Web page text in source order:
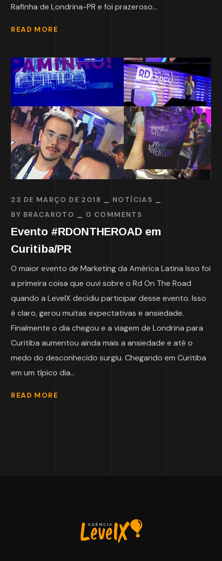
Rafinha de Londrina-PR e foi prazeroso...
READ MORE
23 DE MARÇO DE 2018
NOTÍCIAS
BY BRACAROTO 0 COMMENTS
Evento #RDONTHEROAD em
Curitiba/PR
O maior evento de Marketing da América Latina Isso foi
a primeira coisa que ouvi sobre o Rd On The Road
quando a LevelX decidiu participar desse evento. Isso
é claro, gerou muitas expectativas e ansiedade.
Finalmente o dia chegou e a viagem de Londrina para
Curitiba aumentou ainda mais a ansiedade e até o
medo do desconhecido surgiu. Chegando em Curitiba
em um típico dia...
READ MORE